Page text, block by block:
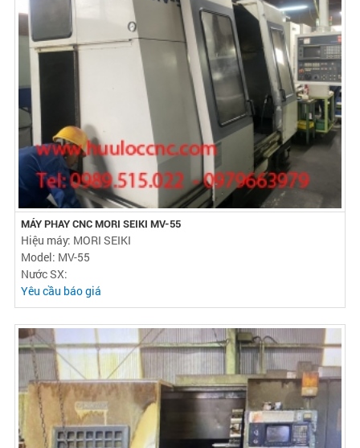
MÁY PHAY CNC MORI SEIKI MV-55
Hiệu máy: MORI SEIKI
Model: MV-55
Nước SX:
Yêu cầu báo giá